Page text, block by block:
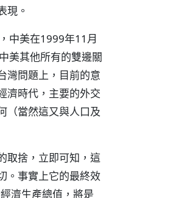
現。
中美在1999年11月
美其他所有的雙邊關
灣問題上，目前的意
濟時代，主要的外交
（當然這又與人口及
取捨，立即可知，這
。事實上它的最終效
濟生產總值，將是